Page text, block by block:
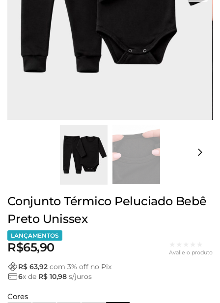
Conjunto Térmico Peluciado Bebê
Preto Unissex
LANÇAMENTOS
R$65,90 Avalie o produto
R$ 63,92 com 3% off no Pix
6x de R$ 10,98 s/juros
Cores